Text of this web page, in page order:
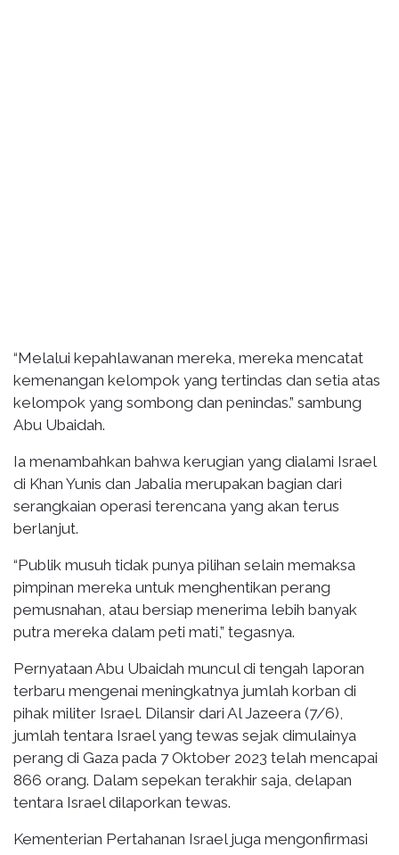
“Melalui kepahlawanan mereka, mereka mencatat
kemenangan kelompok yang tertindas dan setia atas
kelompok yang sombong dan penindas.” sambung
Abu Ubaidah.
Ia menambahkan bahwa kerugian yang dialami Israel
di Khan Yunis dan Jabalia merupakan bagian dari
serangkaian operasi terencana yang akan terus
berlanjut.
“Publik musuh tidak punya pilihan selain memaksa
pimpinan mereka untuk menghentikan perang
pemusnahan, atau bersiap menerima lebih banyak
putra mereka dalam peti mati,” tegasnya.
Pernyataan Abu Ubaidah muncul di tengah laporan
terbaru mengenai meningkatnya jumlah korban di
pihak militer Israel. Dilansir dari Al Jazeera (7/6),
jumlah tentara Israel yang tewas sejak dimulainya
perang di Gaza pada 7 Oktober 2023 telah mencapai
866 orang. Dalam sepekan terakhir saja, delapan
tentara Israel dilaporkan tewas.
Kementerian Pertahanan Israel juga mengonfirmasi